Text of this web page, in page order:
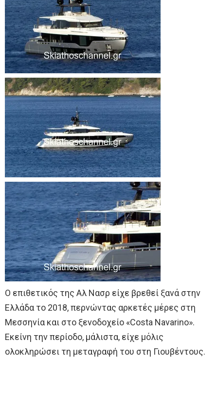
Ο επιθετικός της Αλ Νασρ είχε βρεθεί ξανά στην
Ελλάδα το 2018, περνώντας αρκετές μέρες στη
Μεσσηνία και στο ξενοδοχείο «Costa Navarino».
Εκείνη την περίοδο, μάλιστα, είχε μόλις
ολοκληρώσει τη μεταγραφή του στη Γιουβέντους.